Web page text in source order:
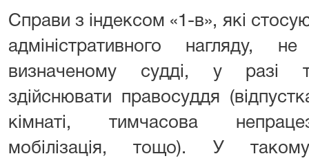
Справи з індексом «1-в», які
адміністративного нагляду,
визначеному судді, у разі
здійснювати правосуддя
кімнаті, тимчасова
мобілізація, тощо). У